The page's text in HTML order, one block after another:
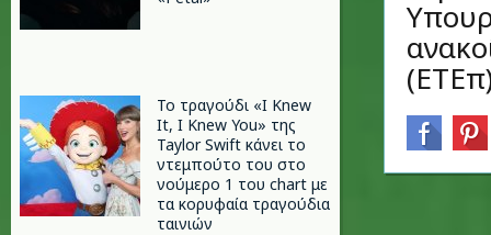
Το τραγούδι «I Knew
It, I Knew You» της
Taylor Swift κάνει το
ντεμπούτο του στο
νούμερο 1 του chart με
τα κορυφαία τραγούδια
ταινιών